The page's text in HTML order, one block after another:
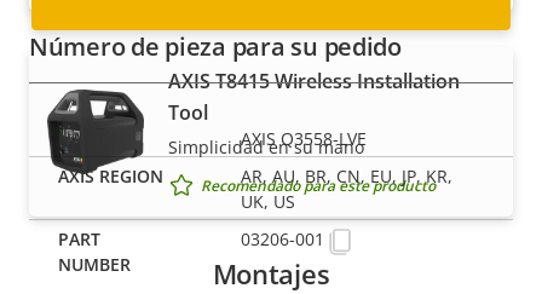
AXIS T8415 Wireless Installation
Tool
Simplicidad en su mano
Recomendado para este producto
Montajes
Número de pieza para su pedido
AXIS Q3558-LVE
AR, AU, BR, CN, EU, JP, KR,
UK, US
03206-001